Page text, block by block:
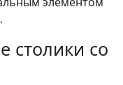
столики со